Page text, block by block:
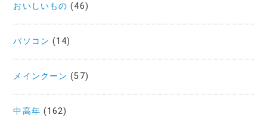
おいしいもの (46)
パソコン (14)
メインクーン (57)
中高年 (162)